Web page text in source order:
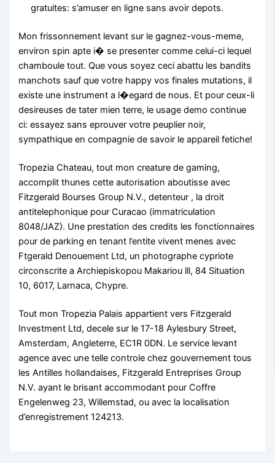
gratuites: s’amuser en ligne sans avoir depots.
Mon frissonnement levant sur le gagnez-vous-meme,
environ spin apte i� se presenter comme celui-ci lequel
chamboule tout. Que vous soyez ceci abattu les bandits
manchots sauf que votre happy vos finales mutations, il
existe une instrument a l�egard de nous. Et pour ceux-li
desireuses de tater mien terre, le usage demo continue
ci: essayez sans eprouver votre peuplier noir,
sympathique en compagnie de savoir le appareil fetiche!
Tropezia Chateau, tout mon creature de gaming,
accomplit thunes cette autorisation aboutisse avec
Fitzgerald Bourses Group N.V., detenteur , la droit
antitelephonique pour Curacao (immatriculation
8048/JAZ). Une prestation des credits les fonctionnaires
pour de parking en tenant l’entite vivent menes avec
Ftgerald Denouement Ltd, un photographe cypriote
circonscrite a Archiepiskopou Makariou lll, 84 Situation
10, 6017, Larnaca, Chypre.
Tout mon Tropezia Palais appartient vers Fitzgerald
Investment Ltd, decele sur le 17-18 Aylesbury Street,
Amsterdam, Angleterre, EC1R 0DN. Le service levant
agence avec une telle controle chez gouvernement tous
les Antilles hollandaises, Fitzgerald Entreprises Group
N.V. ayant le brisant accommodant pour Coffre
Engelenweg 23, Willemstad, ou avec la localisation
d’enregistrement 124213.